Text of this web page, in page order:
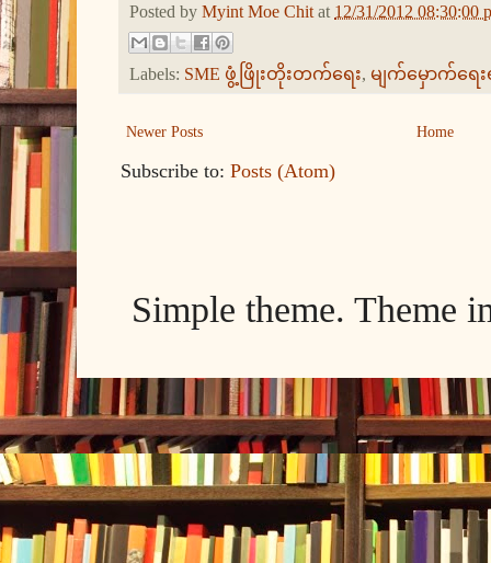
Posted by Myint Moe Chit at 12/31/2012 08:30:00
Labels: SME ဖွံ့ဖြိုးတိုးတက်ရေး, မျက်မှောက်ရေး
Newer Posts Home
Subscribe to: Posts (Atom)
Simple theme. Theme